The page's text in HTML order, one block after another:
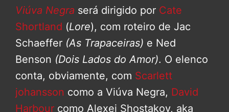
Viúva Negra será dirigido por Cate
Shortland (Lore), com roteiro de Jac
Schaeffer (As Trapaceiras) e Ned
Benson (Dois Lados do Amor). O elenco
conta, obviamente, com Scarlett
johansson como a Viúva Negra, David
Harbour como Alexei Shostakov, aka